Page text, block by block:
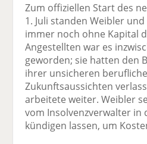
Zum offiziellen Start des
1. Juli standen Weibler
immer noch ohne Kapital
Angestellten war es
geworden; sie hatten den
ihrer unsicheren
Zukunftsaussichten
arbeitete weiter. Weibler
vom Insolvenzverwalter in
kündigen lassen, um